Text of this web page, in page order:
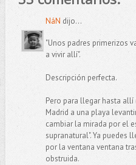
NáN dijo...
"Unos padres primerizos
a vivir allí".
Descripción perfecta.
Pero para llegar hasta allí
Madrid a una playa
cambiar la mirada por el
supranatural". Ya puedes
por la ventana ventana
obstruida.